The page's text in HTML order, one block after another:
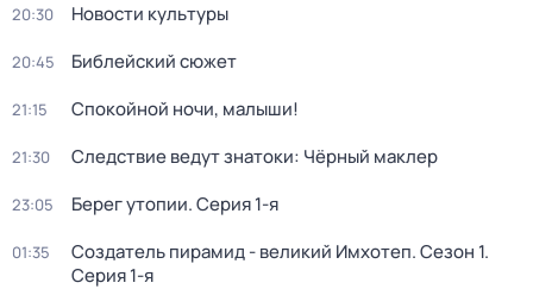
20:30 Новости культуры
20:45 Библейский сюжет
21:15 Спокойной ночи, малыши!
21:30 Следствие ведут знатоки: Чёрный маклер
23:05 Берег утопии. Серия 1-я
01:35 Создатель пирамид - великий Имхотеп. Сезон 1.
Серия 1-я